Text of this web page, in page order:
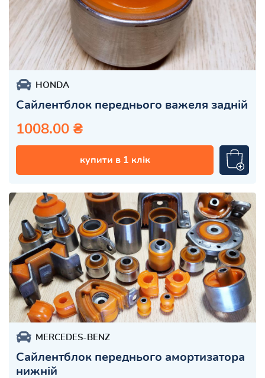
HONDA
Сайлентблок переднього важеля задній
1008.00 ₴
купити в 1 клік
MERCEDES-BENZ
Сайлентблок переднього амортизатора
нижній